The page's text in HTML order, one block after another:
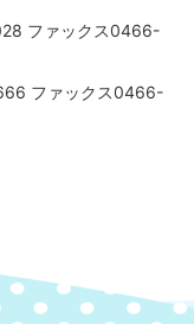
ァックス0466-
ファックス0466-